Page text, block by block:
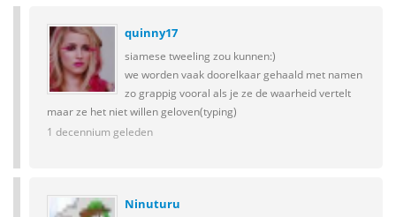
quinny17
siamese tweeling zou kunnen:)
we worden vaak doorelkaar gehaald met namen
zo grappig vooral als je ze de waarheid vertelt
maar ze het niet willen geloven(typing)
1 decennium geleden
Ninuturu